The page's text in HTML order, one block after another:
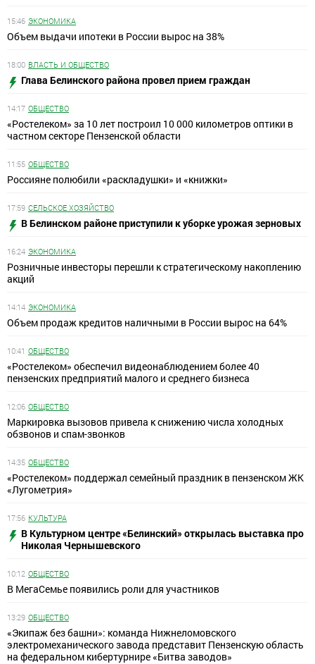
15:46 ЭКОНОМИКА
Объем выдачи ипотеки в России вырос на 38%
18:00 ВЛАСТЬ И ОБЩЕСТВО
Глава Белинского района провел прием граждан
14:17 ОБЩЕСТВО
«Ростелеком» за 10 лет построил 10 000 километров оптики в
частном секторе Пензенской области
11:55 ОБЩЕСТВО
Россияне полюбили «раскладушки» и «книжки»
17:59 СЕЛЬСКОЕ ХОЗЯЙСТВО
В Белинском районе приступили к уборке урожая зерновых
16:24 ЭКОНОМИКА
Розничные инвесторы перешли к стратегическому накоплению
акций
14:14 ЭКОНОМИКА
Объем продаж кредитов наличными в России вырос на 64%
10:41 ОБЩЕСТВО
«Ростелеком» обеспечил видеонаблюдением более 40
пензенских предприятий малого и среднего бизнеса
12:06 ОБЩЕСТВО
Маркировка вызовов привела к снижению числа холодных
обзвонов и спам-звонков
14:35 ОБЩЕСТВО
«Ростелеком» поддержал семейный праздник в пензенском ЖК
«Лугометрия»
17:56 КУЛЬТУРА
В Культурном центре «Белинский» открылась выставка про
Николая Чернышевского
10:12 ОБЩЕСТВО
В МегаСемье появились роли для участников
13:29 ОБЩЕСТВО
«Экипаж без башни»: команда Нижнеломовского
электромеханического завода представит Пензенскую область
на федеральном кибертурнире «Битва заводов»